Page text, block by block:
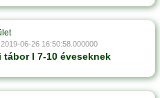
06-26 16:50:58.000000
tábor I 7-10 éveseknek